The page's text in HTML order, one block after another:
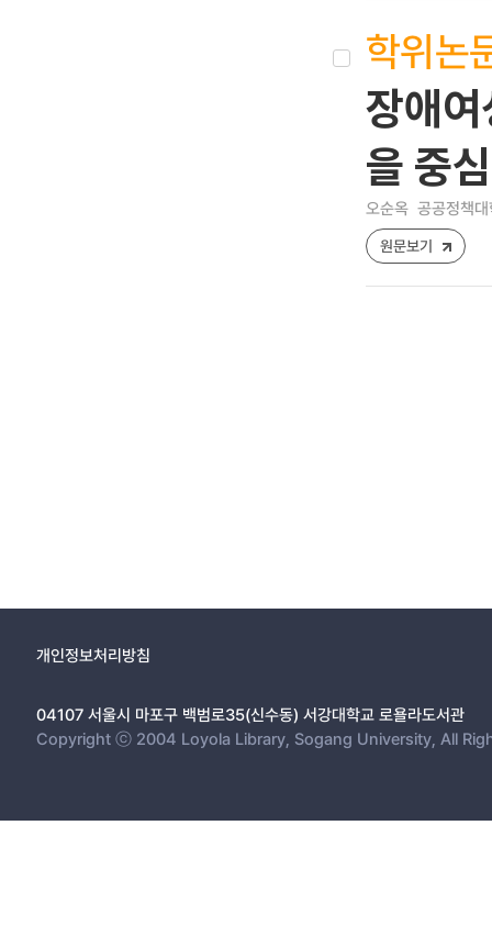
학위논
장애
을 중
오순옥 공공정책
원문보기
개인정보처리방침
04107 서울시 마포구 백범로35(신수동) 서강대학교 로욜라도서관
Copyright ⓒ 2004 Loyola Library, Sogang University, All